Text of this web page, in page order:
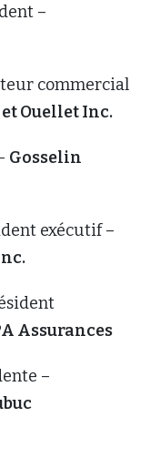
–
commercial
Ouellet Inc.
Gosselin
exécutif –
Assurances
–